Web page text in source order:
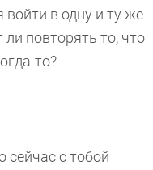
войти в одну и ту же
повторять то, что
то?
с тобой